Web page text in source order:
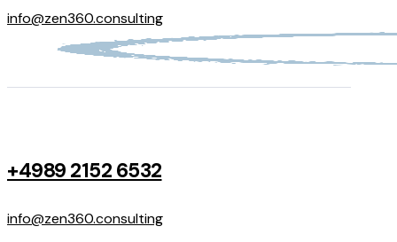
info@zen360.consulting
+4989 2152 6532
info@zen360.consulting